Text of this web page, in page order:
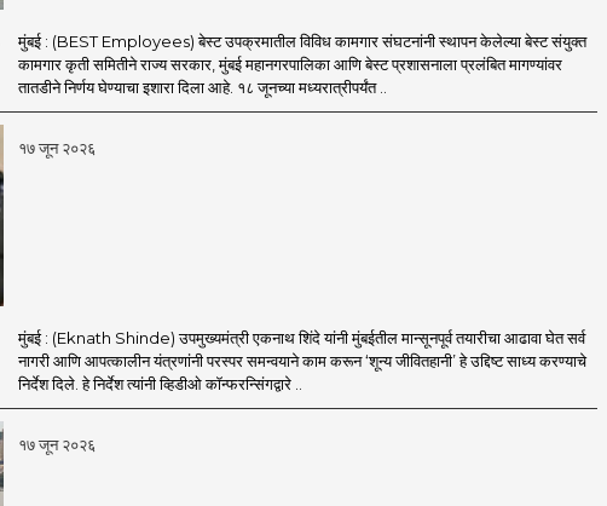
मुंबई : (BEST Employees) बेस्ट उपक्रमातील विविध कामगार संघटनांनी स्थापन केलेल्या बेस्ट संयुक्त
कामगार कृती समितीने राज्य सरकार, मुंबई महानगरपालिका आणि बेस्ट प्रशासनाला प्रलंबित मागण्यांवर
तातडीने निर्णय घेण्याचा इशारा दिला आहे. १८ जूनच्या मध्यरात्रीपर्यंत ..
१७ जून २०२६
मुंबई : (Eknath Shinde) उपमुख्यमंत्री एकनाथ शिंदे यांनी मुंबईतील मान्सूनपूर्व तयारीचा आढावा घेत सर्व
नागरी आणि आपत्कालीन यंत्रणांनी परस्पर समन्वयाने काम करून ‘शून्य जीवितहानी’ हे उद्दिष्ट साध्य करण्याचे
निर्देश दिले. हे निर्देश त्यांनी व्हिडीओ कॉन्फरन्सिंगद्वारे ..
१७ जून २०२६